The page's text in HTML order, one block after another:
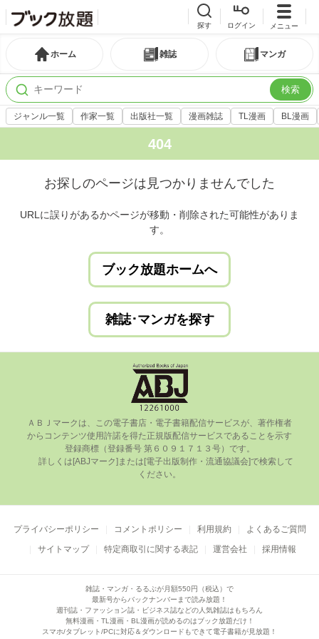
探す ログイン メニュー
ホーム 雑誌 マンガ
検索
ジャンル一覧 作家一覧 出版社一覧 漫画雑誌 TL漫画 BL漫画
404
お探しのページは見つかりませんでした
URLに誤りがあるかページが移動・削除された可能性がありま
す。
ブック放題ホームへ
雑誌･マンガを探す
ＡＢＪマークは、この電⼦書店・電⼦書籍配信サービスが、著作権者
からコンテンツ使⽤許諾を得た正規版配信サービスであることを⽰す
登録商標（登録番号 第６０９１７１３号）です。
ください。
プライバシーポリシー コメントポリシー 利用規約
よくあるご質問
サイトマップ
特定商取引に関する表記 運営会社 採用情報
雑誌・マンガ・るるぶが月額550円（税込）で
最新号からバックナンバーまで読み放題！
週刊誌・ファッション誌・ビジネス誌などの人気雑誌はもちろん
無料漫画・TL漫画・BL漫画が読めるのはブック放題だけ！
スマホ/タブレット/PCに対応＆ダウンロードもできて電子書籍が見放題！